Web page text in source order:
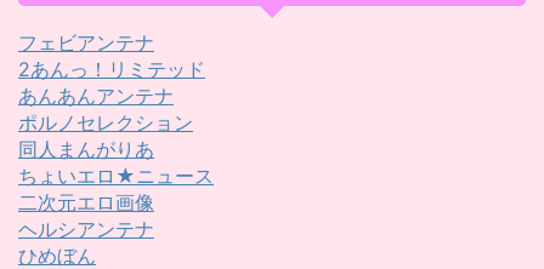
フェビアンテナ
2あんっ！リミテッド
あんあんアンテナ
ポルノセレクション
同人まんがりあ
ちょいエロ★ニュース
二次元エロ画像
ヘルシアンテナ
ひめぼん